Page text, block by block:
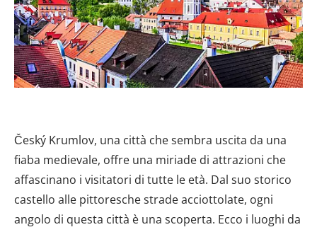
Český Krumlov, una città che sembra uscita da una
fiaba medievale, offre una miriade di attrazioni che
affascinano i visitatori di tutte le età. Dal suo storico
castello alle pittoresche strade acciottolate, ogni
angolo di questa città è una scoperta. Ecco i luoghi da